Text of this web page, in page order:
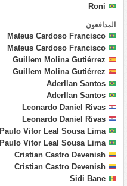
Roni
المدافعون
Mateus Cardoso Francisco
Mateus Cardoso Francisco
Guillem Molina Gutiérrez
Guillem Molina Gutiérrez
Aderllan Santos
Aderllan Santos
Leonardo Daniel Rivas
Leonardo Daniel Rivas
Paulo Vitor Leal Sousa Lima
Paulo Vitor Leal Sousa Lima
Cristian Castro Devenish
Cristian Castro Devenish
Sidi Bane